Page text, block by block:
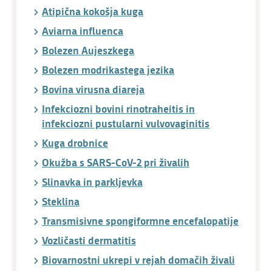
Atipična kokošja kuga
Aviarna influenca
Bolezen Aujeszkega
Bolezen modrikastega jezika
Bovina virusna diareja
Infekciozni bovini rinotraheitis in
infekciozni pustularni vulvovaginitis
Kuga drobnice
Okužba s SARS-CoV-2 pri živalih
Slinavka in parkljevka
Steklina
Transmisivne spongiformne encefalopatije
Vozličasti dermatitis
Biovarnostni ukrepi v rejah domačih živali